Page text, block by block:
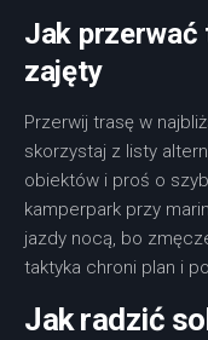
Jak przerwać
zajęty
Przerwij trasę w
skorzystaj z listy
obiektów i proś o
kamperpark przy
jazdy nocą, bo
taktyka chroni plan i
Jak radzić